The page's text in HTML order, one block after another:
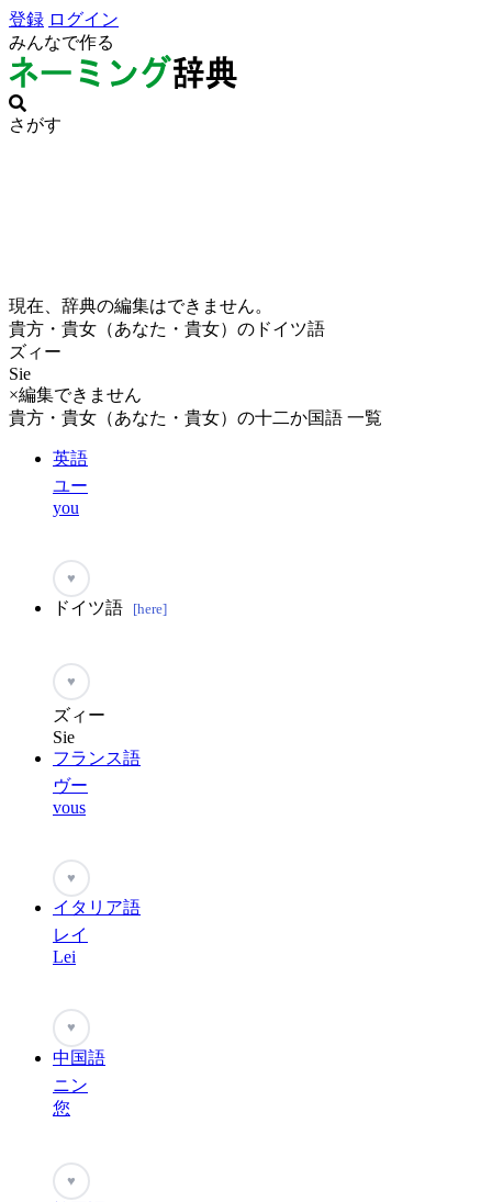
登録 ログイン
みんなで作る
さがす
現在、辞典の編集はできません。
貴方・貴女（あなた・貴女）のドイツ語
ズィー
Sie
×編集できません
貴方・貴女（あなた・貴女）の十二か国語 一覧
英語
ユー
you
♥
ドイツ語 [here]
♥
ズィー
Sie
フランス語
ヴー
vous
♥
イタリア語
レイ
Lei
♥
中国語
ニン
您
♥